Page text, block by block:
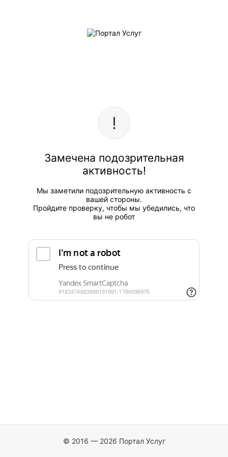
Замечена подозрительная
активность!
Мы заметили подозрительную активность с
вашей стороны.
Пройдите проверку, чтобы мы убедились, что
вы не робот
© 2016 — 2026 Портал Услуг